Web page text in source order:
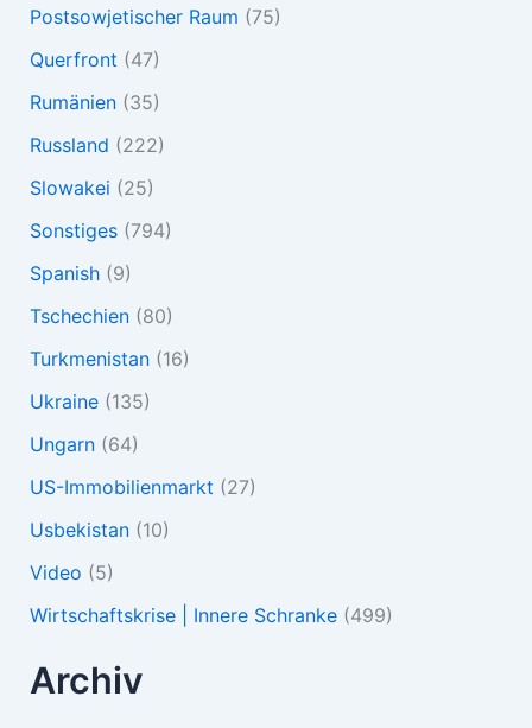
Postsowjetischer Raum (75)
Querfront (47)
Rumänien(35)
Russland (222)
Slowakei (25)
Sonstiges(794)
Spanish(9)
Tschechien(80)
Turkmenistan(16)
Ukraine(135)
Ungarn(64)
US-Immobilienmarkt (27)
Usbekistan(10)
Video (5)
Wirtschaftskrise | Innere Schranke(499)
Archiv